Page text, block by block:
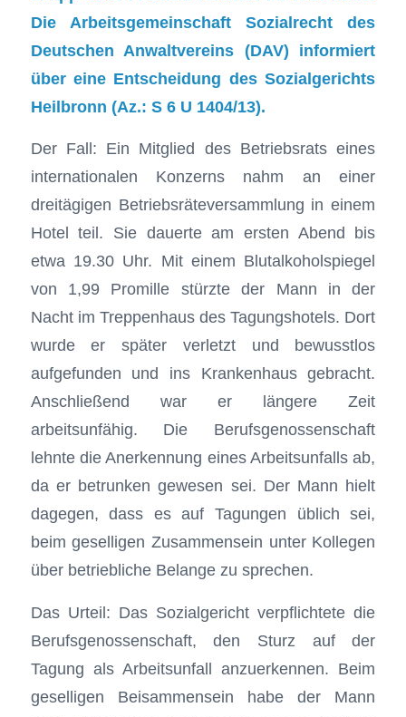
Die Arbeitsgemeinschaft Sozialrecht des
Deutschen Anwaltvereins (DAV) informiert
über eine Entscheidung des Sozialgerichts
Heilbronn (Az.: S 6 U 1404/13).
Der Fall: Ein Mitglied des Betriebsrats eines
internationalen Konzerns nahm an einer
dreitägigen Betriebsräteversammlung in einem
Hotel teil. Sie dauerte am ersten Abend bis
etwa 19.30 Uhr. Mit einem Blutalkoholspiegel
von 1,99 Promille stürzte der Mann in der
Nacht im Treppenhaus des Tagungshotels. Dort
wurde er später verletzt und bewusstlos
aufgefunden und ins Krankenhaus gebracht.
Anschließend war er längere Zeit
arbeitsunfähig. Die Berufsgenossenschaft
lehnte die Anerkennung eines Arbeitsunfalls ab,
da er betrunken gewesen sei. Der Mann hielt
dagegen, dass es auf Tagungen üblich sei,
beim geselligen Zusammensein unter Kollegen
über betriebliche Belange zu sprechen.
Das Urteil: Das Sozialgericht verpflichtete die
Berufsgenossenschaft, den Sturz auf der
Tagung als Arbeitsunfall anzuerkennen. Beim
geselligen Beisammensein habe der Mann